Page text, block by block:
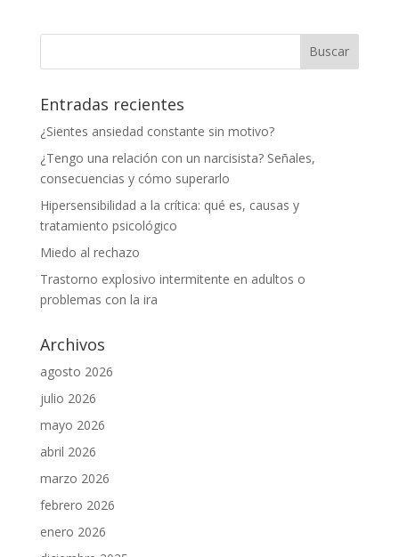
Entradas recientes
¿Sientes ansiedad constante sin motivo?
¿Tengo una relación con un narcisista? Señales,
consecuencias y cómo superarlo
Hipersensibilidad a la crítica: qué es, causas y
tratamiento psicológico
Miedo al rechazo
Trastorno explosivo intermitente en adultos o
problemas con la ira
Archivos
agosto 2026
julio 2026
mayo 2026
abril 2026
marzo 2026
febrero 2026
enero 2026